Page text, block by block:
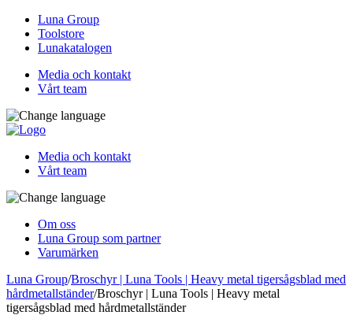
Luna Group
Toolstore
Lunakatalogen
Media och kontakt
Vårt team
Media och kontakt
Vårt team
Om oss
Luna Group som partner
Varumärken
Luna Group/Broschyr | Luna Tools | Heavy metal tigersågsblad med
hårdmetallständer/Broschyr | Luna Tools | Heavy metal
tigersågsblad med hårdmetallständer